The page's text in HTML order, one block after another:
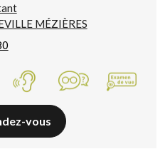
MÉZIÈRES
vous